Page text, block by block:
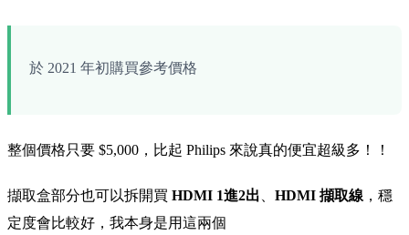
於 2021 年初購買參考價格
整個價格只要 $5,000，比起 Philips 來說真的便宜超級多！！
擷取盒部分也可以拆開買 HDMI 1進2出 HDMI 擷取線 ，穩
定度會比較好，我本身是用這兩個